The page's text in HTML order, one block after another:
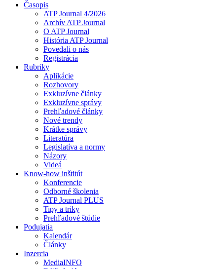
Časopis
ATP Journal 4/2026
Archív ATP Journal
O ATP Journal
História ATP Journal
Povedali o nás
Registrácia
Rubriky
Aplikácie
Rozhovory
Exkluzívne články
Exkluzívne správy
Prehľadové články
Nové trendy
Krátke správy
Literatúra
Legislatíva a normy
Názory
Videá
Know-how inštitút
Konferencie
Odborné školenia
ATP Journal PLUS
Tipy a triky
Prehľadové štúdie
Podujatia
Kalendár
Články
Inzercia
MediaINFO